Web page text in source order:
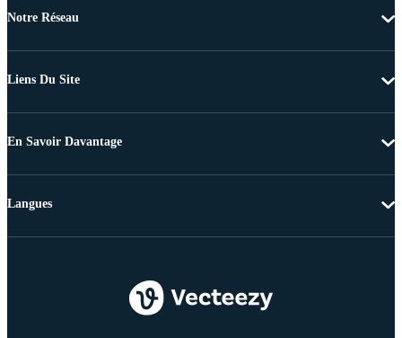
Notre Réseau
Liens Du Site
En Savoir Davantage
Langues